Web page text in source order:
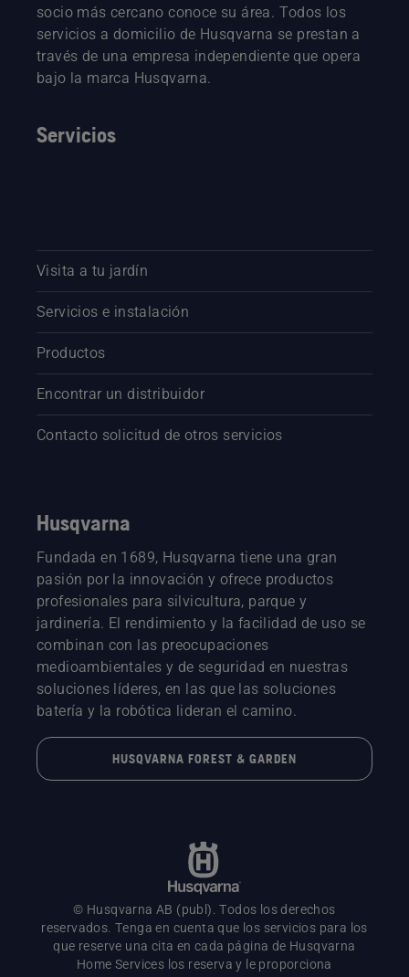
socio más cercano conoce su área. Todos los
servicios a domicilio de Husqvarna se prestan a
través de una empresa independiente que opera
bajo la marca Husqvarna.
Servicios
Visita a tu jardín
Servicios e instalación
Productos
Encontrar un distribuidor
Contacto solicitud de otros servicios
Husqvarna
Fundada en 1689, Husqvarna tiene una gran
pasión por la innovación y ofrece productos
profesionales para silvicultura, parque y
jardinería. El rendimiento y la facilidad de uso se
combinan con las preocupaciones
medioambientales y de seguridad en nuestras
soluciones líderes, en las que las soluciones
batería y la robótica lideran el camino.
HUSQVARNA FOREST & GARDEN
© Husqvarna AB (publ). Todos los derechos
reservados. Tenga en cuenta que los servicios para los
que reserve una cita en cada página de Husqvarna
Home Services los reserva y le proporciona